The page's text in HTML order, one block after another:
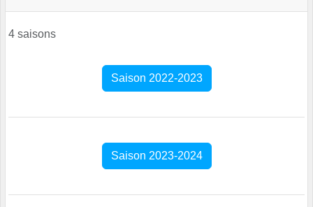
4 saisons
Saison 2022-2023
Saison 2023-2024